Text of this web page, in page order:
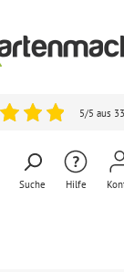
5/5 aus
Suche Hilfe